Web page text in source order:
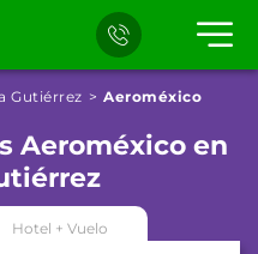
Gutiérrez Aeroméxico
Aeroméxico en
Hotel + Vuelo